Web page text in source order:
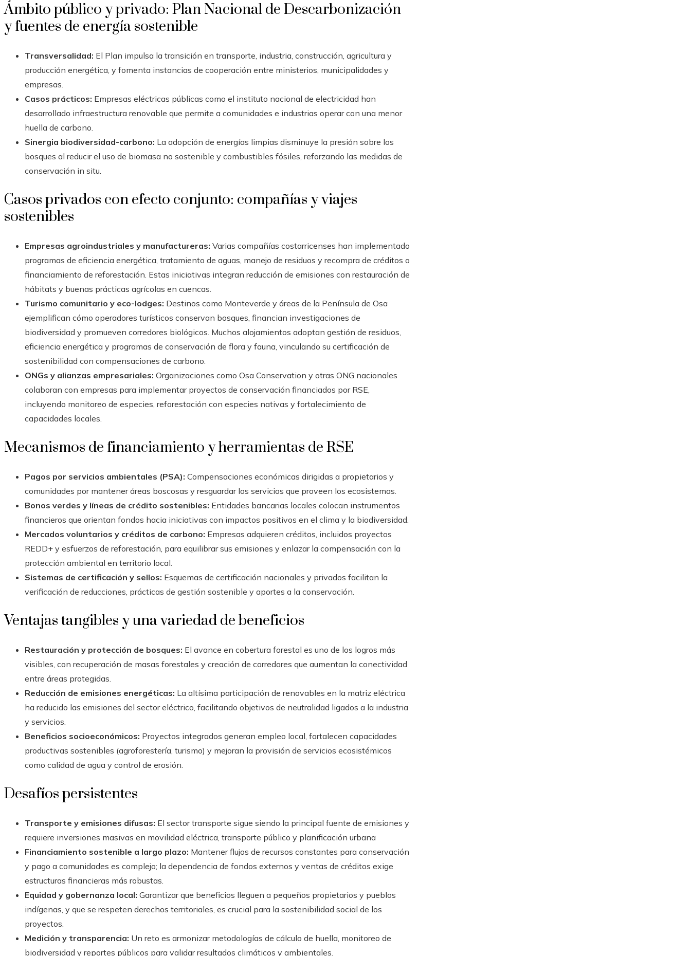
Ámbito público y privado: Plan Nacional de Descarbonización
y fuentes de energía sostenible
Transversalidad: El Plan impulsa la transición en transporte, industria, construcción, agricultura y
producción energética, y fomenta instancias de cooperación entre ministerios, municipalidades y
empresas.
Casos prácticos: Empresas eléctricas públicas como el instituto nacional de electricidad han
desarrollado infraestructura renovable que permite a comunidades e industrias operar con una menor
huella de carbono.
Sinergia biodiversidad-carbono: La adopción de energías limpias disminuye la presión sobre los
bosques al reducir el uso de biomasa no sostenible y combustibles fósiles, reforzando las medidas de
conservación in situ.
Casos privados con efecto conjunto: compañías y viajes
sostenibles
Empresas agroindustriales y manufactureras: Varias compañías costarricenses han implementado
programas de eficiencia energética, tratamiento de aguas, manejo de residuos y recompra de créditos o
financiamiento de reforestación. Estas iniciativas integran reducción de emisiones con restauración de
hábitats y buenas prácticas agrícolas en cuencas.
Turismo comunitario y eco-lodges: Destinos como Monteverde y áreas de la Península de Osa
ejemplifican cómo operadores turísticos conservan bosques, financian investigaciones de
biodiversidad y promueven corredores biológicos. Muchos alojamientos adoptan gestión de residuos,
eficiencia energética y programas de conservación de flora y fauna, vinculando su certificación de
sostenibilidad con compensaciones de carbono.
ONGs y alianzas empresariales: Organizaciones como Osa Conservation y otras ONG nacionales
colaboran con empresas para implementar proyectos de conservación financiados por RSE,
incluyendo monitoreo de especies, reforestación con especies nativas y fortalecimiento de
capacidades locales.
Mecanismos de financiamiento y herramientas de RSE
Pagos por servicios ambientales (PSA): Compensaciones económicas dirigidas a propietarios y
comunidades por mantener áreas boscosas y resguardar los servicios que proveen los ecosistemas.
Bonos verdes y líneas de crédito sostenibles: Entidades bancarias locales colocan instrumentos
financieros que orientan fondos hacia iniciativas con impactos positivos en el clima y la biodiversidad.
Mercados voluntarios y créditos de carbono: Empresas adquieren créditos, incluidos proyectos
REDD+ y esfuerzos de reforestación, para equilibrar sus emisiones y enlazar la compensación con la
protección ambiental en territorio local.
Sistemas de certificación y sellos: Esquemas de certificación nacionales y privados facilitan la
verificación de reducciones, prácticas de gestión sostenible y aportes a la conservación.
Ventajas tangibles y una variedad de beneficios
Restauración y protección de bosques: El avance en cobertura forestal es uno de los logros más
visibles, con recuperación de masas forestales y creación de corredores que aumentan la conectividad
entre áreas protegidas.
Reducción de emisiones energéticas: La altísima participación de renovables en la matriz eléctrica
ha reducido las emisiones del sector eléctrico, facilitando objetivos de neutralidad ligados a la industria
y servicios.
Beneficios socioeconómicos: Proyectos integrados generan empleo local, fortalecen capacidades
productivas sostenibles (agroforestería, turismo) y mejoran la provisión de servicios ecosistémicos
como calidad de agua y control de erosión.
Desafíos persistentes
Transporte y emisiones difusas: El sector transporte sigue siendo la principal fuente de emisiones y
requiere inversiones masivas en movilidad eléctrica, transporte público y planificación urbana
Financiamiento sostenible a largo plazo: Mantener flujos de recursos constantes para conservación
y pago a comunidades es complejo; la dependencia de fondos externos y ventas de créditos exige
estructuras financieras más robustas.
Equidad y gobernanza local: Garantizar que beneficios lleguen a pequeños propietarios y pueblos
indígenas, y que se respeten derechos territoriales, es crucial para la sostenibilidad social de los
proyectos.
Medición y transparencia: Un reto es armonizar metodologías de cálculo de huella, monitoreo de
biodiversidad y reportes públicos para validar resultados climáticos y ambientales.